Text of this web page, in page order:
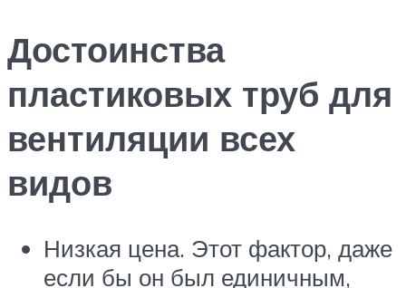
Достоинства
пластиковых труб для
вентиляции всех
видов
Низкая цена. Этот фактор, даже
если бы он был единичным,